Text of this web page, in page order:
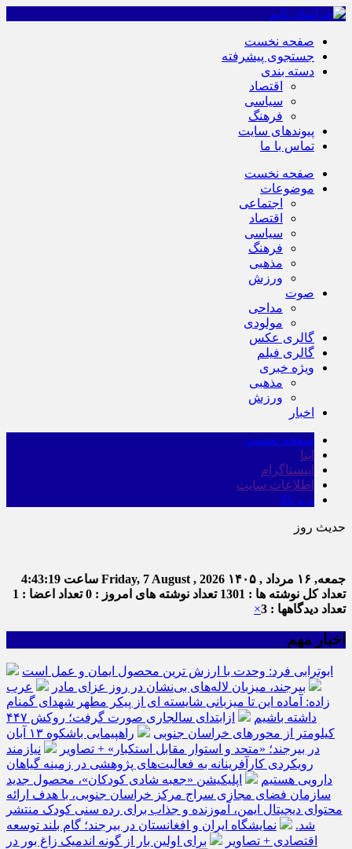
صفحه نخست
جستجوی پیشرفته
دسته بندی
اقتصاد
سیاسی
فرهنگ
پیوندهای سایت
تماس با ما
صفحه نخست
موضوعات
اجتماعی
اقتصاد
سیاسی
فرهنگ
مذهبی
ورزش
صوت
مداحی
مولودی
گالری عکس
گالری فیلم
ویژه خبری
مذهبی
ورزش
اخبار
صفحه نخست
ایتا
اینستاگرام
اطلاعات سایت
برو بالا
حدیث روز
جمعه, ۱۶ مرداد , ۱۴۰۵ Friday, 7 August , 2026 ساعت 4:43:19
تعداد کل نوشته ها : 1301
تعداد نوشته های امروز : 0
تعداد اعضا : 1
تعداد دیدگاهها : 3
×
اخبار مهم
ابوترابی فرد: وحدت با ارزش ترین محصول ایمان و عمل است
بیرجند، میزبان لاله‌های بی‌نشان در روز عزای مادر
عرب
زاده: آماده این تا میزبانی شایسته ای از پیکر مطهر شهدای گمنام
داشته باشیم
ازابتدای سالجاری صورت گرفت؛ روکش ۴۴۷
کیلومتر از محورهای خراسان جنوبی
راهپیمایی باشکوه ۱۳ آبان
در بیرجند؛ «متحد و استوار مقابل استکبار» + تصاویر
نیازمند
رویکردی کارآفرینانه به فعالیت‌های پژوهشی در زمینه گیاهان
دارویی هستیم
اپلیکیشن «جعبه شادی کودکان»، محصول جدید
سازمان فضای مجازی سراج مرکز خراسان جنوبی، با هدف ارائه
محتوای دیجیتال ایمن، آموزنده و جذاب برای رده سنی کودک منتشر
شد.
نمایشگاه ایران و افغانستان در بیرجند؛ گام بلند توسعه
اقتصادی + تصاویر
برای اولین بار از گونه اندمیک زاغ بور در